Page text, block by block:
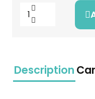
Description